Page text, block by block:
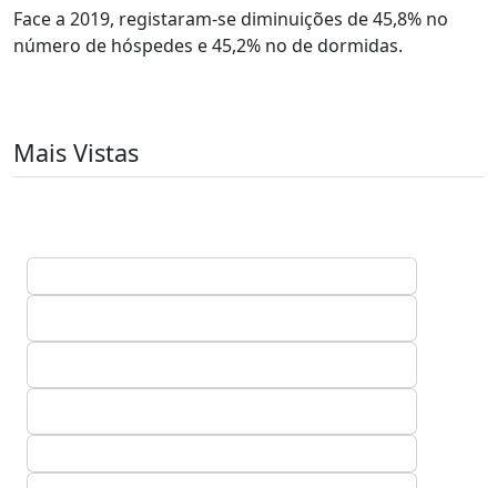
Face a 2019, registaram-se diminuições de 45,8% no
número de hóspedes e 45,2% no de dormidas.
Mais Vistas